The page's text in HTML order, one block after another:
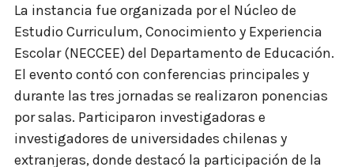
La instancia fue organizada por el Núcleo de
Estudio Curriculum, Conocimiento y Experiencia
Escolar (NECCEE) del Departamento de Educación.
El evento contó con conferencias principales y
durante las tres jornadas se realizaron ponencias
por salas. Participaron investigadoras e
investigadores de universidades chilenas y
extranjeras, donde destacó la participación de la